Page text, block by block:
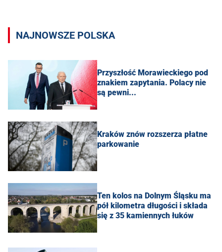
NAJNOWSZE POLSKA
Przyszłość Morawieckiego pod
znakiem zapytania. Polacy nie
są pewni...
Kraków znów rozszerza płatne
parkowanie
Ten kolos na Dolnym Śląsku ma
pół kilometra długości i składa
się z 35 kamiennych łuków